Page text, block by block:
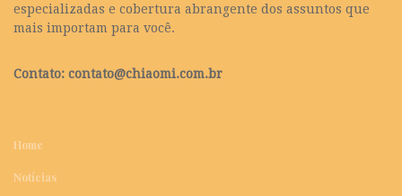
especializadas e cobertura abrangente dos assuntos que
mais importam para você.
Contato: contato@chiaomi.com.br
Home
Notícias